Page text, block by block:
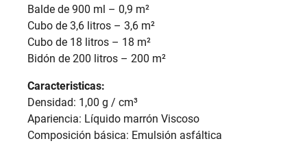
Balde de 900 ml – 0,9 m²
Cubo de 3,6 litros – 3,6 m²
Cubo de 18 litros – 18 m²
Bidón de 200 litros – 200 m²
Caracteristicas:
Densidad: 1,00 g / cm³
Apariencia: Líquido marrón Viscoso
Composición básica: Emulsión asfáltica